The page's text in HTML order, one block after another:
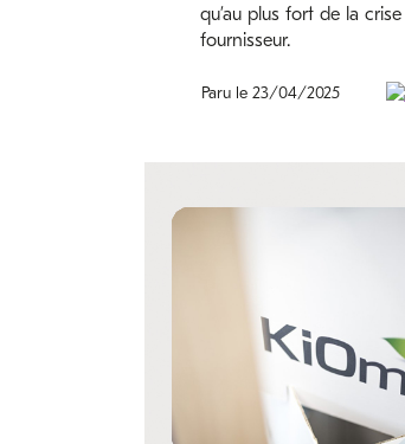
qu’au plus fort de la
fournisseur.
Paru le 23/04/2025